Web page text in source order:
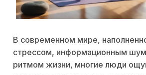
В современном мире,
стрессом, информационным
ритмом жизни, многие люди